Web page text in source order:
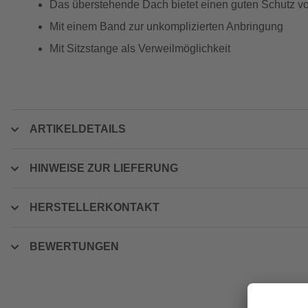
Das überstehende Dach bietet einen guten Schutz
Mit einem Band zur unkomplizierten Anbringung
Mit Sitzstange als Verweilmöglichkeit
ARTIKELDETAILS
HINWEISE ZUR LIEFERUNG
HERSTELLERKONTAKT
BEWERTUNGEN